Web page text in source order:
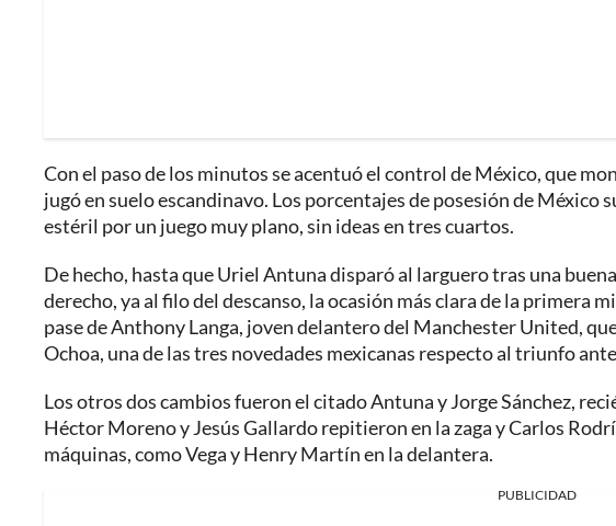
Con el paso de los minutos se acentuó el control de México, que
jugó en suelo escandinavo. Los porcentajes de posesión de
estéril por un juego muy plano, sin ideas en tres cuartos.
De hecho, hasta que Uriel Antuna disparó al larguero tras una
derecho, ya al filo del descanso, la ocasión más clara de la primera
pase de Anthony Langa, joven delantero del Manchester United,
Ochoa, una de las tres novedades mexicanas respecto al triunfo
Los otros dos cambios fueron el citado Antuna y Jorge Sánchez,
Héctor Moreno y Jesús Gallardo repitieron en la zaga y Carlos
máquinas, como Vega y Henry Martín en la delantera.
PUBLICIDAD